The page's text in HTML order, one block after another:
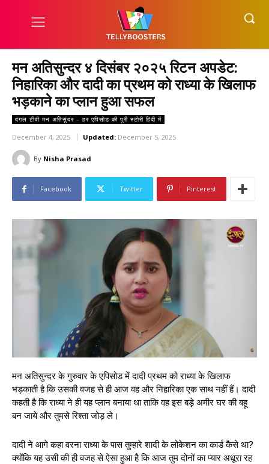
मन अतिसुन्दर ४ दिसंबर २०२५ रिटन अपडेट:
निहारिका और दादी का प्रथम को राध्या के खिलाफ
भड़काने का प्लान हुआ सफल
दंगल टीवी मन अतिसुंदर – हर एपिसोड की पूरी स्टोरी हिंदी में
December 4, 2025 Updated: December 5, 2025
By Nisha Prasad
Facebook Twitter Pinterest
मन अतिसुन्दर के गुरुवार के एपिसोड में दादी प्रथम को राध्या के खिलाफ
भड़काती है कि उसकी वजह से ही आज वह और निहारिका एक साथ नहीं हैं। दादी
कहती है कि राध्या ने ही यह प्लान बनाया था ताकि वह इस बड़े अमीर घर की बहू
बन जाये और तुमसे रिश्ता जोड़ ले।
दादी ने आगे कहा वरना राध्या के पास तुम्हारे शादी के लोकेशन का कार्ड कैसे था?
क्योंकि यह उसी की ही वजह से ऐसा हुआ है कि आज तुम दोनों का प्यार अधूरा रह